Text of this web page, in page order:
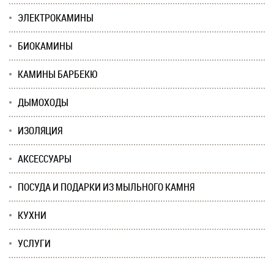
ЭЛЕКТРОКАМИНЫ
БИОКАМИНЫ
КАМИНЫ БАРБЕКЮ
ДЫМОХОДЫ
ИЗОЛЯЦИЯ
АКСЕССУАРЫ
ПОСУДА И ПОДАРКИ ИЗ МЫЛЬНОГО КАМНЯ
КУХНИ
УСЛУГИ